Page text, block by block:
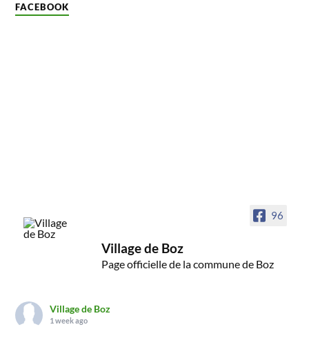
FACEBOOK
96
Village de Boz
Page officielle de la commune de Boz
Village de Boz
1 week ago